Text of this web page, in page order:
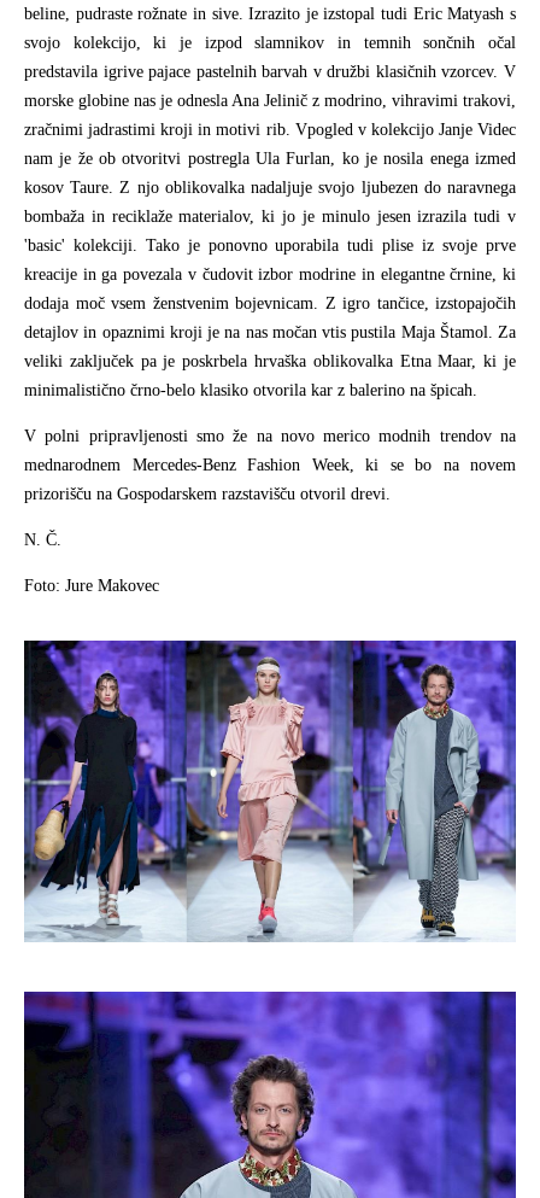
beline, pudraste rožnate in sive. Izrazito je izstopal tudi Eric Matyash s
svojo kolekcijo, ki je izpod slamnikov in temnih sončnih očal
predstavila igrive pajace pastelnih barvah v družbi klasičnih vzorcev. V
morske globine nas je odnesla Ana Jelinič z modrino, vihravimi trakovi,
zračnimi jadrastimi kroji in motivi rib. Vpogled v kolekcijo Janje Videc
nam je že ob otvoritvi postregla Ula Furlan, ko je nosila enega izmed
kosov Taure. Z njo oblikovalka nadaljuje svojo ljubezen do naravnega
bombaža in reciklaže materialov, ki jo je minulo jesen izrazila tudi v
'basic' kolekciji. Tako je ponovno uporabila tudi plise iz svoje prve
kreacije in ga povezala v čudovit izbor modrine in elegantne črnine, ki
dodaja moč vsem ženstvenim bojevnicam. Z igro tančice, izstopajočih
detajlov in opaznimi kroji je na nas močan vtis pustila Maja Štamol. Za
veliki zaključek pa je poskrbela hrvaška oblikovalka Etna Maar, ki je
minimalistično črno-belo klasiko otvorila kar z balerino na špicah.
V polni pripravljenosti smo že na novo merico modnih trendov na
mednarodnem Mercedes-Benz Fashion Week, ki se bo na novem
prizorišču na Gospodarskem razstavišču otvoril drevi.
N. Č.
Foto: Jure Makovec